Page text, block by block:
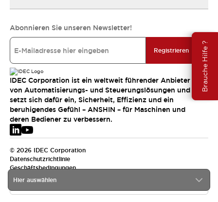
Brauche Hilfe ?
Hier auswählen
Abonnieren Sie unseren Newsletter!
Registrieren
IDEC Corporation ist ein weltweit führender Anbieter
von Automatisierungs- und Steuerungslösungen und
setzt sich dafür ein, Sicherheit, Effizienz und ein
beruhigendes Gefühl – ANSHIN – für Maschinen und
deren Bediener zu verbessern.
© 2026 IDEC Corporation
Datenschutzrichtlinie
Geschäftsbedingungen
EMEA